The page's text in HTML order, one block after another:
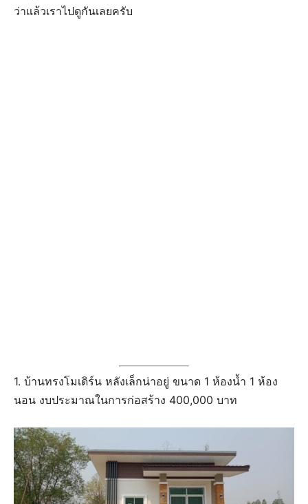
ว่าแล้วเราไปดูกันเลยครับ
1. บ้านทรงโมเดิร์น หลังเล็กน่าอยู่ ขนาด 1 ห้องน้ำ 1 ห้อง
นอน งบประมาณในการก่อสร้าง 400,000 บาท